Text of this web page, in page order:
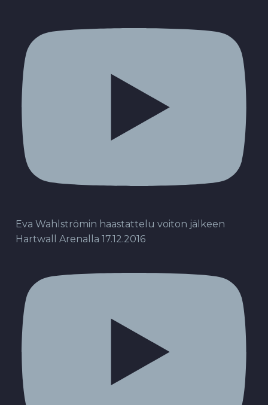
Eva Wahlströmin haastattelu voiton jälkeen
Hartwall Arenalla 17.12.2016